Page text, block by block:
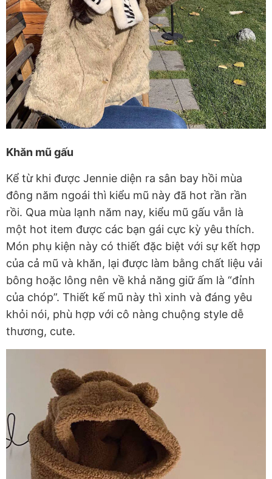
Khăn mũ gấu
Kể từ khi được Jennie diện ra sân bay hồi mùa
đông năm ngoái thì kiểu mũ này đã hot rần rần
rồi. Qua mùa lạnh năm nay, kiểu mũ gấu vẫn là
một hot item được các bạn gái cực kỳ yêu thích.
Món phụ kiện này có thiết đặc biệt với sự kết hợp
của cả mũ và khăn, lại được làm bằng chất liệu vải
bông hoặc lông nên về khả năng giữ ấm là “đỉnh
của chóp”. Thiết kế mũ này thì xinh và đáng yêu
khỏi nói, phù hợp với cô nàng chuộng style dễ
thương, cute.